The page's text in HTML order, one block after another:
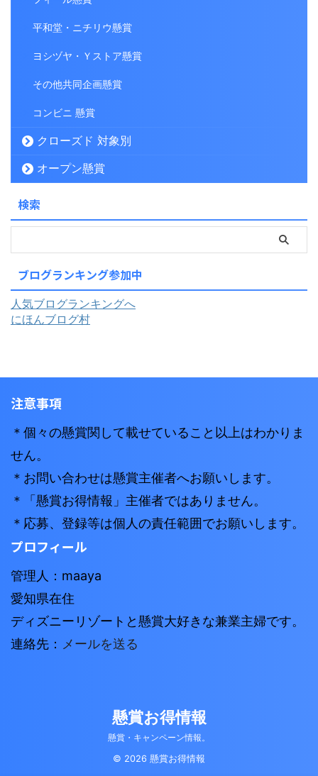
平和堂・ニチリウ懸賞
ヨシヅヤ・Ｙストア懸賞
その他共同企画懸賞
コンビニ 懸賞
クローズド 対象別
オープン懸賞
検索
ブログランキング参加中
人気ブログランキングへ
にほんブログ村
注意事項
＊個々の懸賞関して載せていること以上はわかりま
せん。
＊お問い合わせは懸賞主催者へお願いします。
＊「懸賞お得情報」主催者ではありません。
＊応募、登録等は個人の責任範囲でお願いします。
プロフィール
管理人：maaya
愛知県在住
ディズニーリゾートと懸賞大好きな兼業主婦です。
連絡先： メールを送る
懸賞お得情報
懸賞・キャンペーン情報。
© 2026 懸賞お得情報